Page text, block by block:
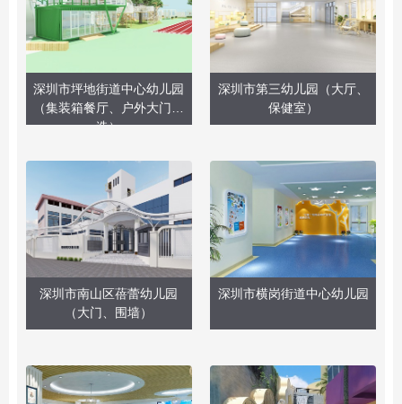
深圳市坪地街道中心幼儿园
（集装箱餐厅、户外大门改
造）
深圳市第三幼儿园（大厅、
保健室）
深圳市南山区蓓蕾幼儿园
（大门、围墙）
深圳市横岗街道中心幼儿园